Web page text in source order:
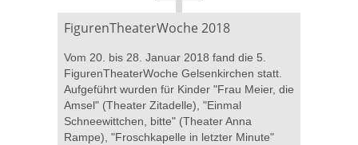
FigurenTheaterWoche 2018
Vom 20. bis 28. Januar 2018 fand die 5.
FigurenTheaterWoche Gelsenkirchen statt.
Aufgeführt wurden für Kinder "Frau Meier, die
Amsel" (Theater Zitadelle), "Einmal
Schneewittchen, bitte" (Theater Anna
Rampe), "Froschkapelle in letzter Minute"